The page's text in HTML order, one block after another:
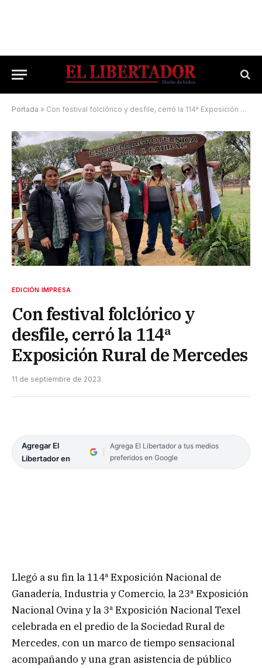
Portada » Con festival folclórico y desfile, cerró la 114ª Exposición Rural de Mercedes
EDICIÓN IMPRESA
Con festival folclórico y
desfile, cerró la 114ª
Exposición Rural de Mercedes
11 de septiembre de 2023
Agregar El
Libertador en
Agrega El Libertador a tus medios
preferidos en Google
Llegó a su fin la 114ª Exposición Nacional de
Ganadería, Industria y Comercio, la 23ª Exposición
Nacional Ovina y la 3ª Exposición Nacional Texel
celebrada en el predio de la Sociedad Rural de
Mercedes, con un marco de tiempo sensacional
acompañando y una gran asistencia de público